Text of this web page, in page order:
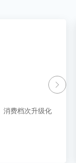
消费档次升级化